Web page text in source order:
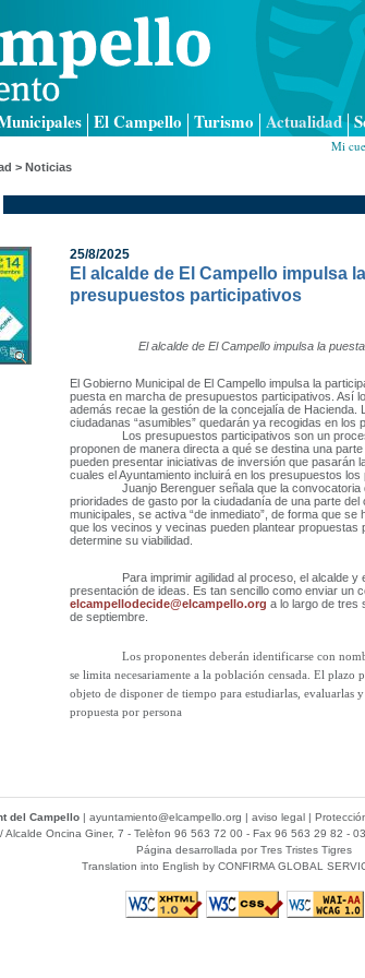
El Campello Turismo Actualidad
Mi
> Noticias
25/8/2025
El alcalde de El Campello impulsa
presupuestos participativos
El alcalde de El Campello impulsa la
El Gobierno Municipal de El Campello impulsa la
puesta en marcha de presupuestos participativos. Así
además recae la gestión de la concejalía de
ciudadanas “asumibles” quedarán ya recogidas en
Los presupuestos participativos son un proceso
proponen de manera directa a qué se destina una
pueden presentar iniciativas de inversión que pasarán
cuales el Ayuntamiento incluirá en los presupuestos
Juanjo Berenguer señala que la convocatoria de
prioridades de gasto por la ciudadanía de una parte
municipales, se activa “de inmediato”, de forma que
que los vecinos y vecinas pueden plantear
determine su viabilidad.
Para imprimir agilidad al proceso, el alcalde y edil
presentación de ideas. Es tan sencillo como enviar un
elcampellodecide@elcampello.org a lo largo de tres
de septiembre.
Los proponentes deberán identificarse con
se limita necesariamente a la población censada. El plazo
objeto de disponer de tiempo para estudiarlas, evaluarlas
propuesta por persona
del Campello ayuntamiento@elcampello.org aviso legal
Alcalde Oncina Giner, 7 - Telèfon 96 563 72 00 - Fax 96 563 29 82 -
Página desarrollada por Tres Tristes Tigres
Translation into English by CONFIRMA GLOBAL